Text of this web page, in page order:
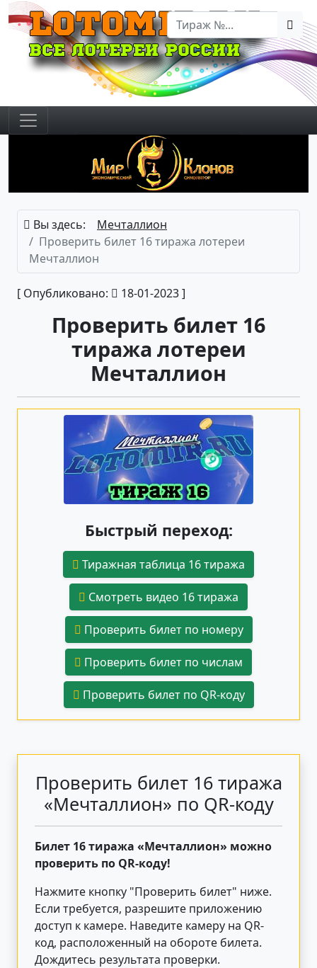
Вы здесь:
Мечталлион
Проверить билет 16 тиража лотереи
Мечталлион
[ Опубликовано: 18-01-2023 ]
Проверить билет 16
тиража лотереи
Мечталлион
Быстрый переход:
Тиражная таблица 16 тиража
Смотреть видео 16 тиража
Проверить билет по номеру
Проверить билет по числам
Проверить билет по QR-коду
Проверить билет 16 тиража
«Мечталлион» по QR-коду
Билет 16 тиража «Мечталлион» можно
проверить по QR-коду!
Нажмите кнопку "Проверить билет" ниже.
Если требуется, разрешите приложению
доступ к камере. Наведите камеру на QR-
код, расположенный на обороте билета.
Дождитесь результата проверки.